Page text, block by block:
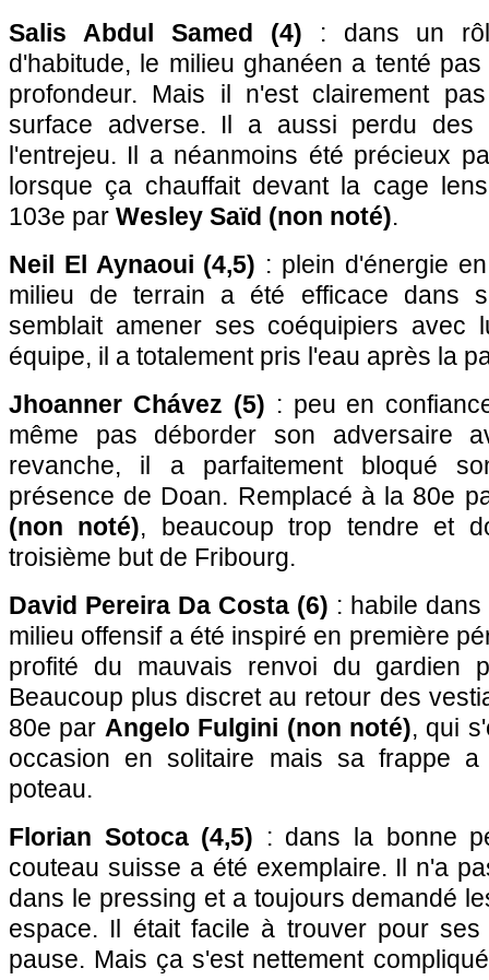
Salis Abdul Samed (4) : dans un
d'habitude, le milieu ghanéen a tenté
profondeur. Mais il n'est clairement
surface adverse. Il a aussi perdu des
l'entrejeu. Il a néanmoins été précieux
lorsque ça chauffait devant la cage
103e par Wesley Saïd (non noté).
Neil El Aynaoui (4,5) : plein d'énergie
milieu de terrain a été efficace dans
semblait amener ses coéquipiers avec
équipe, il a totalement pris l'eau après la
Jhoanner Chávez (5) : peu en
même pas déborder son adversaire
revanche, il a parfaitement bloqué
présence de Doan. Remplacé à la 80e
(non noté), beaucoup trop tendre et
troisième but de Fribourg.
David Pereira Da Costa (6) : habile
milieu offensif a été inspiré en première
profité du mauvais renvoi du gardien
Beaucoup plus discret au retour des
80e par Angelo Fulgini (non noté), qui
occasion en solitaire mais sa frappe
poteau.
Florian Sotoca (4,5) : dans la bonne
couteau suisse a été exemplaire. Il n'a
dans le pressing et a toujours demandé
espace. Il était facile à trouver pour
pause. Mais ça s'est nettement